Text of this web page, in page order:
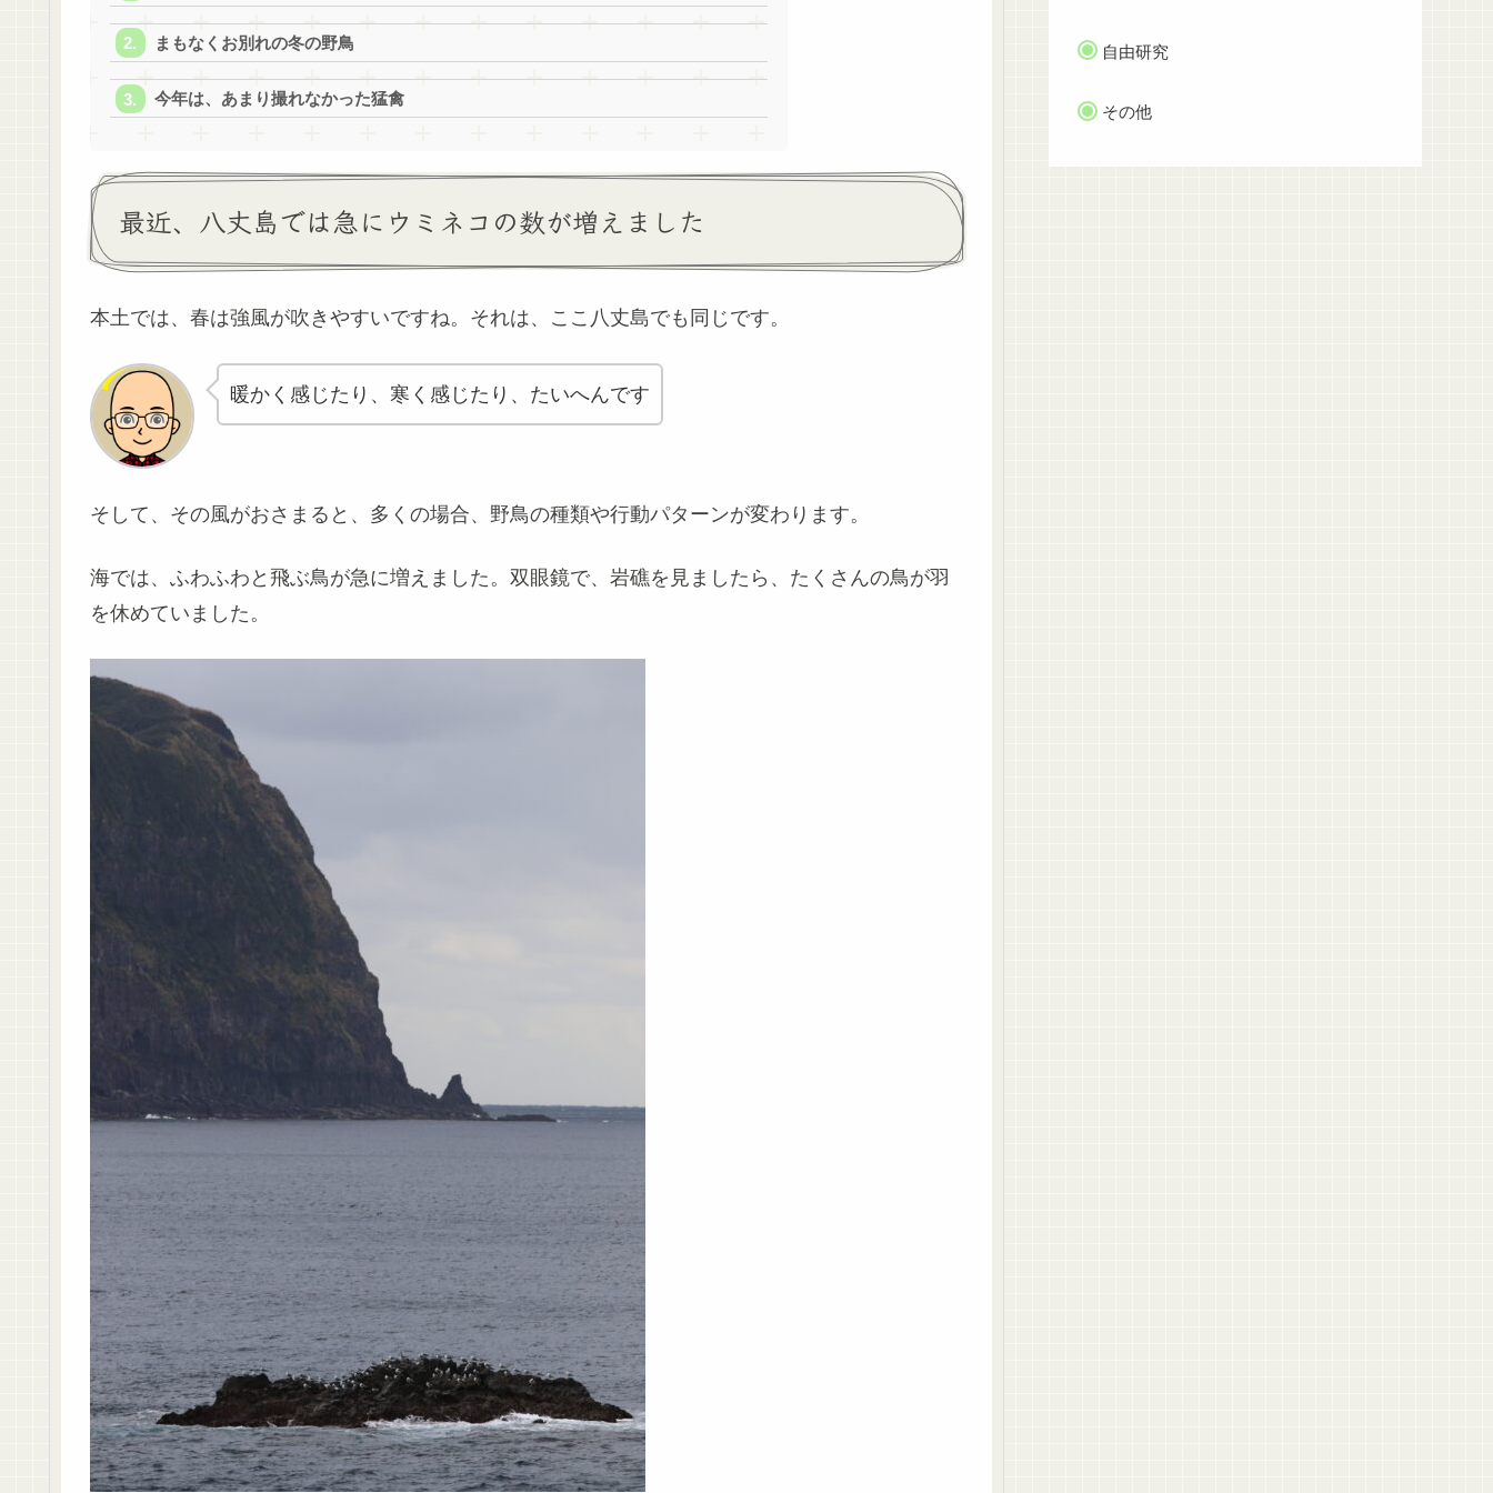
まもなくお別れの冬の野鳥
今年は、あまり撮れなかった猛禽
最近、八丈島では急にウミネコの数が増えました
本土では、春は強風が吹きやすいですね。それは、ここ八丈島でも同じです。
暖かく感じたり、寒く感じたり、たいへんです
そして、その風がおさまると、多くの場合、野鳥の種類や行動パターンが変わります。
海では、ふわふわと飛ぶ鳥が急に増えました。双眼鏡で、岩礁を見ましたら、たくさんの鳥が羽
を休めていました。
自由研究
その他